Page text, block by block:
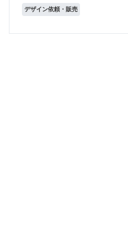
デザイン依頼・販売